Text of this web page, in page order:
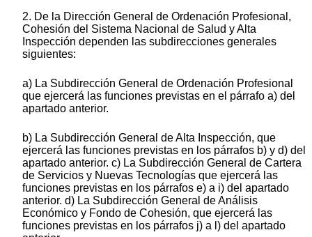
2. De la Dirección General de Ordenación Profesional,
Cohesión del Sistema Nacional de Salud y Alta
Inspección dependen las subdirecciones generales
siguientes:
a) La Subdirección General de Ordenación Profesional
que ejercerá las funciones previstas en el párrafo a) del
apartado anterior.
b) La Subdirección General de Alta Inspección, que
ejercerá las funciones previstas en los párrafos b) y d) del
apartado anterior. c) La Subdirección General de Cartera
de Servicios y Nuevas Tecnologías que ejercerá las
funciones previstas en los párrafos e) a i) del apartado
anterior. d) La Subdirección General de Análisis
Económico y Fondo de Cohesión, que ejercerá las
funciones previstas en los párrafos j) a l) del apartado